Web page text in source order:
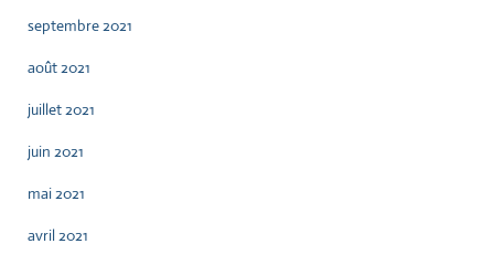
septembre 2021
août 2021
juillet 2021
juin 2021
mai 2021
avril 2021